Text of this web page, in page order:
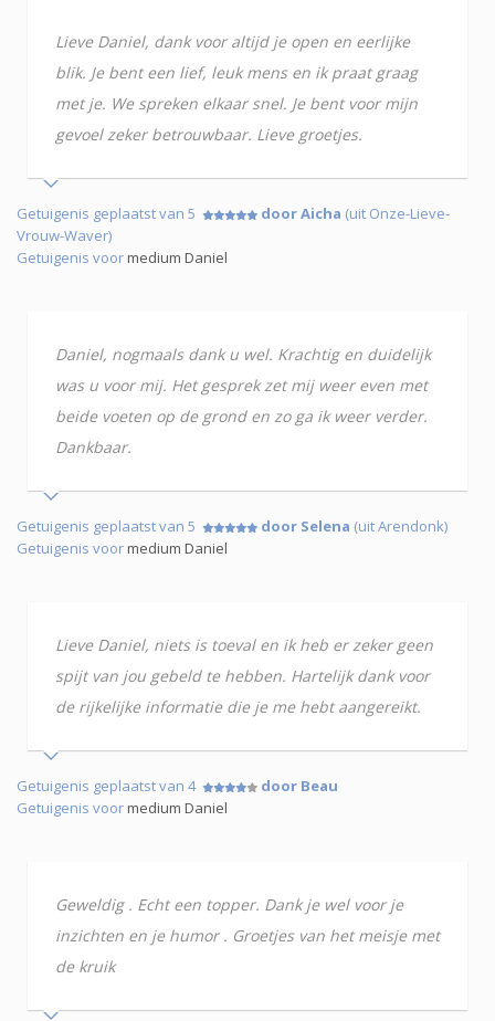
Lieve Daniel, dank voor altijd je open en eerlijke
blik. Je bent een lief, leuk mens en ik praat graag
met je. We spreken elkaar snel. Je bent voor mijn
gevoel zeker betrouwbaar. Lieve groetjes.
Getuigenis geplaatst van 5 door Aicha (uit Onze-Lieve-
Vrouw-Waver)
Getuigenis voormedium Daniel
Daniel, nogmaals dank u wel. Krachtig en duidelijk
was u voor mij. Het gesprek zet mij weer even met
beide voeten op de grond en zo ga ik weer verder.
Dankbaar.
Getuigenis geplaatst van 5 door Selena (uit Arendonk)
Getuigenis voormedium Daniel
Lieve Daniel, niets is toeval en ik heb er zeker geen
spijt van jou gebeld te hebben. Hartelijk dank voor
de rijkelijke informatie die je me hebt aangereikt.
Getuigenis geplaatst van 4
door Beau
Getuigenis voormedium Daniel
Geweldig . Echt een topper. Dank je wel voor je
inzichten en je humor . Groetjes van het meisje met
de kruik